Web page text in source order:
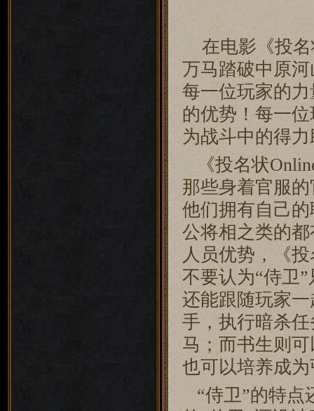
在电影《投名
万马踏破中原
每一位玩家的
的优势！每一
为战斗中的得
《投名状
那些身着官服
他们拥有自己
公将相之类的
人员优势，《
不要认为“侍卫
还能跟随玩家
手，执行暗杀
马；而书生则
也可以培养成
“侍卫”的特点